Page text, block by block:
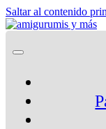
Saltar al contenido